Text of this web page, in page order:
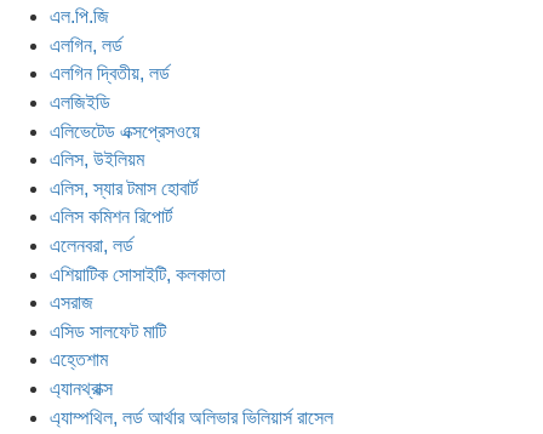
এল.পি.জি
এলগিন, লর্ড
এলগিন দ্বিতীয়, লর্ড
এলজিইডি
এলিভেটেড এক্সপ্রেসওয়ে
এলিস, উইলিয়ম
এলিস, স্যার টমাস হোবার্ট
এলিস কমিশন রিপোর্ট
এলেনবরা, লর্ড
এশিয়াটিক সোসাইটি, কলকাতা
এসরাজ
এসিড সালফেট মাটি
এহ্তেশাম
এ্যানথ্রাক্স
এ্যাম্পথিল, লর্ড আর্থার অলিভার ভিলিয়ার্স রাসেল